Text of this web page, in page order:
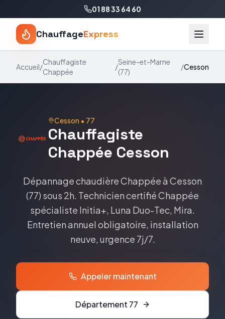
01 88 33 64 60
ChauffageExpress
Accueil/
Chauffagiste
Chappée
/
Seine-et-Marne
(77)
/Cesson
Cesson • 77
Chauffagiste
Chappée Cesson
Dépannage chaudièreChappéeà Cesson
(77) sous 2h. Technicien certifiéChappée
spécialiste Initia+, Luna Duo-Tec, Mira.
Entretien annuel obligatoire, installation
neuve, urgence 7j/7.
Appeler maintenant
Département 77